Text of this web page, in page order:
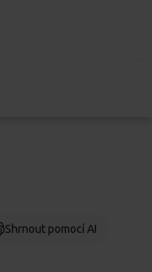
Shrnout pomocí AI